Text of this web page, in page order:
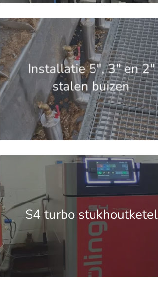
'.get_the_title().'
Installatie 5″, 3″ en 2″
stalen buizen
'.get_the_title().'
S4 turbo stukhoutketel